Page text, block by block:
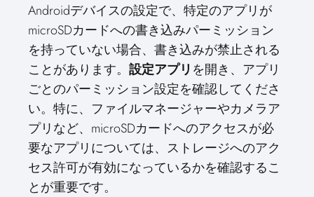
Androidデバイスの設定で、特定のアプリが
microSDカードへの書き込みパーミッション
を持っていない場合、書き込みが禁止される
ことがあります。 設定アプリ を開き、アプリ
ごとのパーミッション設定を確認してくださ
い。特に、ファイルマネージャーやカメラア
プリなど、microSDカードへのアクセスが必
要なアプリについては、ストレージへのアク
セス許可が有効になっているかを確認するこ
とが重要です。